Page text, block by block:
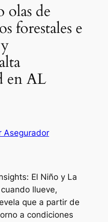
olas de
forestales e
en AL
Asegurador
El Niño y La
llueve,
que a partir de
a condiciones